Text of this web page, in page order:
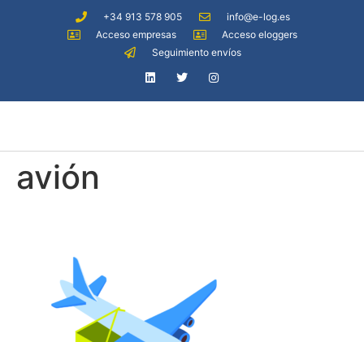
+34 913 578 905
info@e-log.es
Acceso empresas
Acceso eloggers
Seguimiento envíos
avión